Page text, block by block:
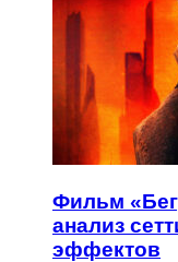
Фильм
анализ
эффектов